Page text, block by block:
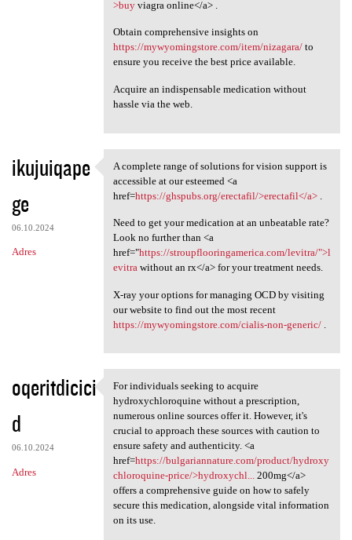
>buyviagra online</a> .
Obtain comprehensive insights on
https://mywyomingstore.com/item/nizagara/to
ensure you receive the best price available.
Acquire an indispensable medication without
hassle via the web.
ikujuiqape
ge
06.10.2024
Adres
A complete range of solutions
A complete range of solutions for vision support is
accessible at our esteemed <a
href=https://ghspubs.org/erectafil/>erectafil</a>.
Need to get your medication at an unbeatable rate?
Look no further than <a
href="https://stroupflooringamerica.com/levitra/">l
evitrawithout an rx</a> for your treatment needs.
X-ray your options for managing OCD by visiting
our website to find out the most recent
https://mywyomingstore.com/cialis-non-generic/.
oqeritdicici
d
06.10.2024
Adres
For individuals seeking to
For individuals seeking to acquire
hydroxychloroquine without a prescription,
numerous online sources offer it. However, it's
crucial to approach these sources with caution to
ensure safety and authenticity. <a
href=https://bulgariannature.com/product/hydroxy
chloroquine-price/>hydroxychl...200mg</a>
offers a comprehensive guide on how to safely
secure this medication, alongside vital information
on its use.